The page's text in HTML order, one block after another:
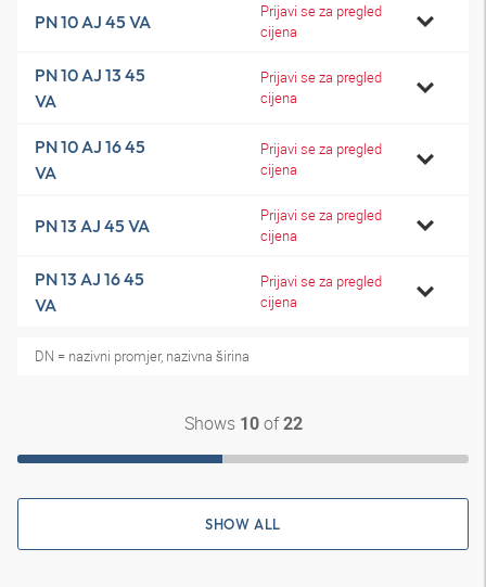
PN 10 AJ 45 VA
Prijavi se za pregled
cijena
PN 10 AJ 13 45
VA
Prijavi se za pregled
cijena
PN 10 AJ 16 45
VA
Prijavi se za pregled
cijena
PN 13 AJ 45 VA
Prijavi se za pregled
cijena
PN 13 AJ 16 45
VA
Prijavi se za pregled
cijena
DN = nazivni promjer, nazivna širina
Shows 10of22
SHOW ALL